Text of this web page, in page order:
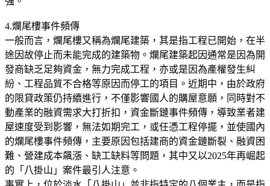
4.爛尾樓事件頻傳
一般而言，爛尾樓又稱為爛尾建築，其是指工程已開始，在半
途因故停止而未能完成的建築物。爛尾建築起因通常是因為開
發商缺乏足夠資金，無力完成工程，亦或是因為產權發生糾
紛、工程品質不合格等原因而停工的項目。近期中，由於政府
的限貸政策仍持續進行，不僅影響國人的購屋意願，同時對不
動產業的融資需求大打折扣，資金斷鏈事件頻傳，導致業者建
屋速度受到影響，無法如期完工，或任憑工程停擺，並使國內
的爛尾樓事件頻傳，主要原因包括建商的資金鏈斷裂、融資困
難、營建成本飆漲、缺工缺料等問題，其中又以2025年再崛起
的「八掛山」案件最引人注意。